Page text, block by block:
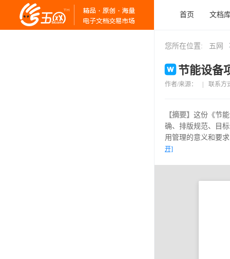
首页 文档
您所在位置: 五网
节能设备
作者/来源： 联系方
【摘要】 这份《节
确、排版规范、目
用管理的意义和要
开]